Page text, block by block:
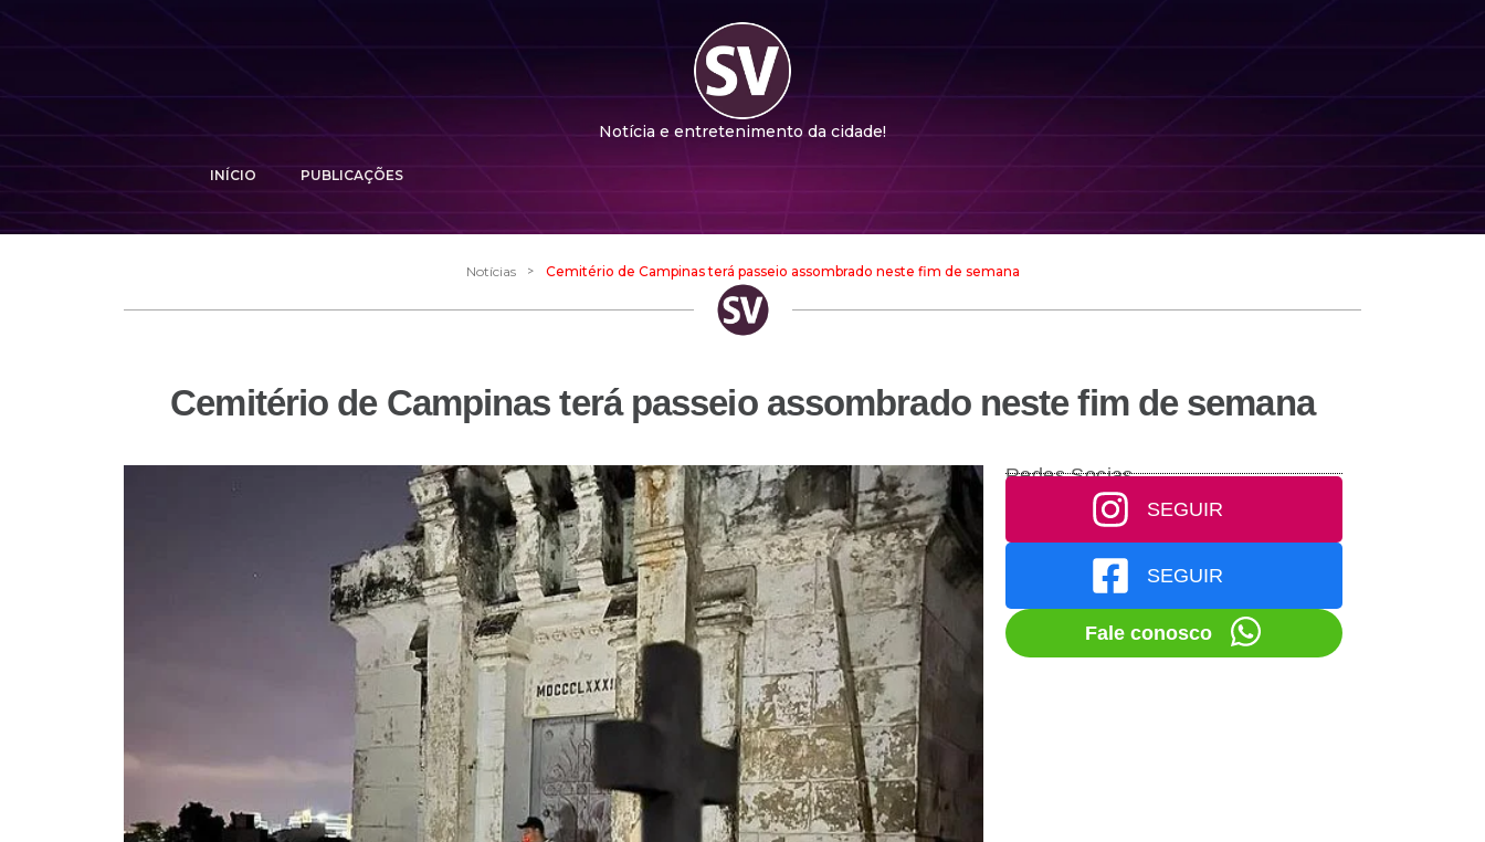
Notícia e entretenimento da cidade!
INÍCIO PUBLICAÇÕES
Notícias > Cemitério de Campinas terá passeio assombrado neste fim de semana
Cemitério de Campinas terá passeio assombrado neste fim de semana
Redes Socias
SEGUIR
SEGUIR
Fale conosco